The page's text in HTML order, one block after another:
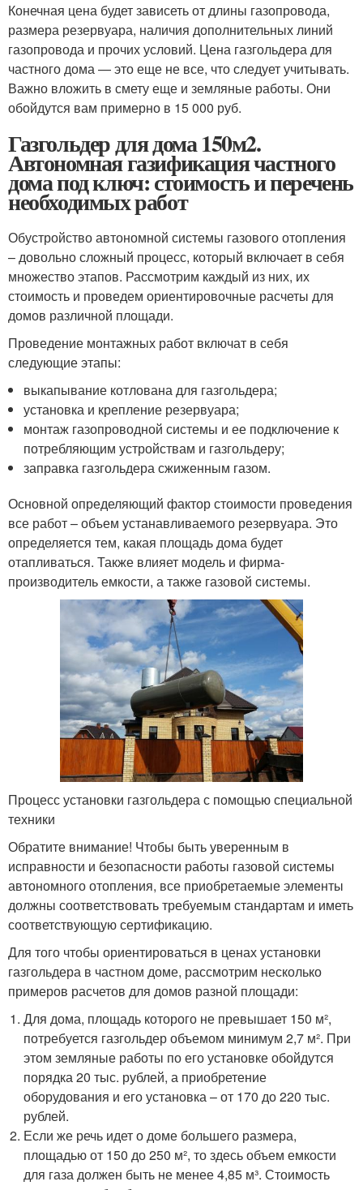
Конечная цена будет зависеть от длины газопровода,
размера резервуара, наличия дополнительных линий
газопровода и прочих условий. Цена газгольдера для
частного дома — это еще не все, что следует учитывать.
Важно вложить в смету еще и земляные работы. Они
обойдутся вам примерно в 15 000 руб.
Газгольдер для дома 150м2.
Автономная газификация частного
дома под ключ: стоимость и перечень
необходимых работ
Обустройство автономной системы газового отопления
– довольно сложный процесс, который включает в себя
множество этапов. Рассмотрим каждый из них, их
стоимость и проведем ориентировочные расчеты для
домов различной площади.
Проведение монтажных работ включат в себя
следующие этапы:
выкапывание котлована для газгольдера;
установка и крепление резервуара;
монтаж газопроводной системы и ее подключение к
потребляющим устройствам и газгольдеру;
заправка газгольдера сжиженным газом.
Основной определяющий фактор стоимости проведения
все работ – объем устанавливаемого резервуара. Это
определяется тем, какая площадь дома будет
отапливаться. Также влияет модель и фирма-
производитель емкости, а также газовой системы.
Процесс установки газгольдера с помощью специальной
техники
Обратите внимание! Чтобы быть уверенным в
исправности и безопасности работы газовой системы
автономного отопления, все приобретаемые элементы
должны соответствовать требуемым стандартам и иметь
соответствующую сертификацию.
Для того чтобы ориентироваться в ценах установки
газгольдера в частном доме, рассмотрим несколько
примеров расчетов для домов разной площади:
Для дома, площадь которого не превышает 150 м²,
потребуется газгольдер объемом минимум 2,7 м². При
этом земляные работы по его установке обойдутся
порядка 20 тыс. рублей, а приобретение
оборудования и его установка – от 170 до 220 тыс.
рублей.
Если же речь идет о доме большего размера,
площадью от 150 до 250 м², то здесь объем емкости
для газа должен быть не менее 4,85 м³. Стоимость